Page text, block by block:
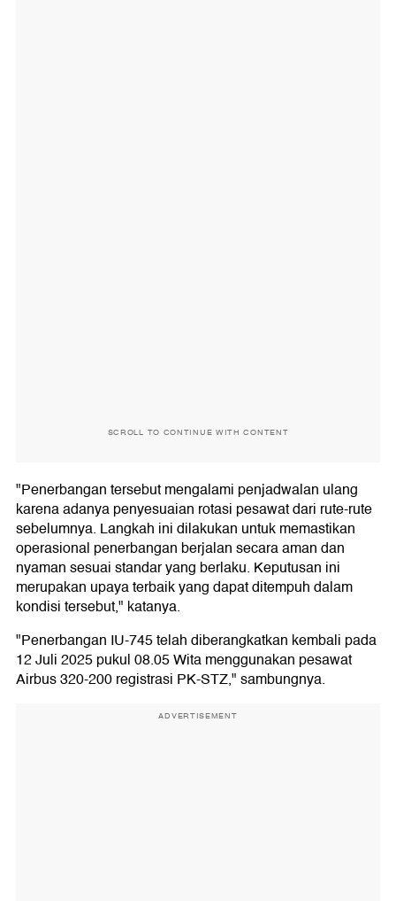
SCROLL TO CONTINUE WITH CONTENT
"Penerbangan tersebut mengalami penjadwalan ulang
karena adanya penyesuaian rotasi pesawat dari rute-rute
sebelumnya. Langkah ini dilakukan untuk memastikan
operasional penerbangan berjalan secara aman dan
nyaman sesuai standar yang berlaku. Keputusan ini
merupakan upaya terbaik yang dapat ditempuh dalam
kondisi tersebut," katanya.
"Penerbangan IU-745 telah diberangkatkan kembali pada
12 Juli 2025 pukul 08.05 Wita menggunakan pesawat
Airbus 320-200 registrasi PK-STZ," sambungnya.
ADVERTISEMENT